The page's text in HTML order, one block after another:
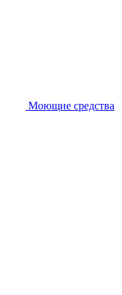
Моющие средства